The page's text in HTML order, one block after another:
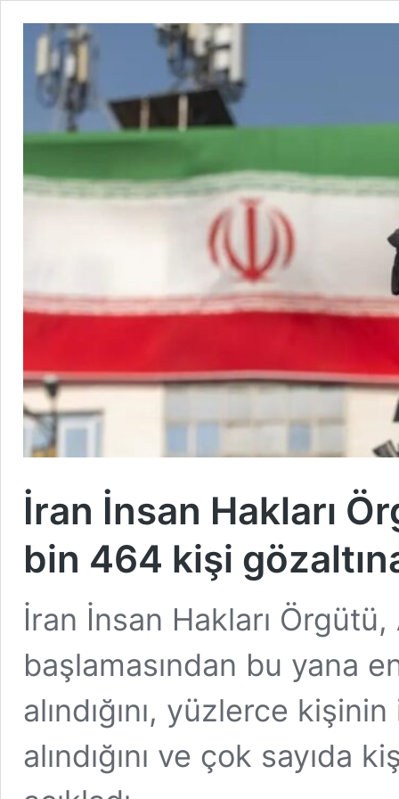
İran İnsan Hakları
bin 464 kişi
İran İnsan Hakları Örgütü,
başlamasından bu yana
alındığını, yüzlerce
alındığını ve çok sayıda